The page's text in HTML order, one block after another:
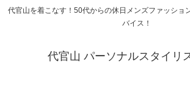
代官山を着こなす！50代からの休日メンズファッショ
バイス！
代官山 パーソナルスタイリ